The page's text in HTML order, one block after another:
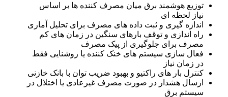
توزیع هوشمند برق میان مصرف کننده ها بر اساس
نیاز لحظه ای
اندازه گیری و ثبت داده های مصرف برای تحلیل آماری
راه اندازی و توقف بارهای سنگین در زمان های کم
مصرف برای جلوگیری از پیک مصرف
فعال سازی سیستم های خنک کننده یا روشنایی فقط
در زمان نیاز
کنترل بار های راکتیو و بهبود ضریب توان با بانک خازنی
ارسال هشدار در صورت مصرف غیرعادی یا اختلال در
سیستم برق